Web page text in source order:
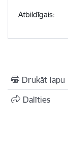
Atbildīgais:
Drukāt lapu
Dalīties